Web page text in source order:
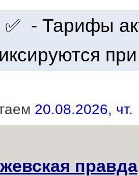
✅ - Тарифы
20.08.2026, чт.
правда